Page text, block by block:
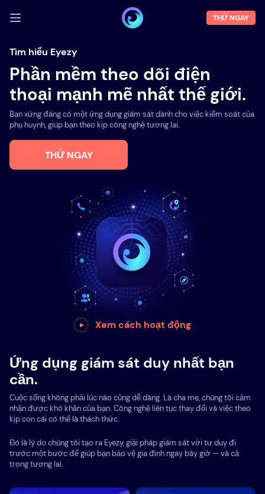
ĐĂNG NHẬP
Demo
Tính năng
Về chúng tôi
Blog
THỬ NGAY
Tìm hiểu Eyezy
Phần mềm theo dõi điện
thoại mạnh mẽ nhất thế giới.
Bạn xứng đáng có một ứng dụng giám sát dành cho việc kiểm soát của
phụ huynh, giúp bạn theo kịp công nghệ tương lai.
THỬ NGAY
Xem cách hoạt động
Ứng dụng giám sát duy nhất bạn
cần.
Cuộc sống không phải lúc nào cũng dễ dàng. Là cha mẹ, chúng tôi cảm
nhận được khó khăn của bạn. Công nghệ liên tục thay đổi và việc theo
kịp con cái có thể là thách thức.
Đó là lý do chúng tôi tạo ra Eyezy, giải pháp giám sát với tư duy đi
trước một bước để giúp bạn bảo vệ gia đình ngay bây giờ — và cả
trong tương lai.